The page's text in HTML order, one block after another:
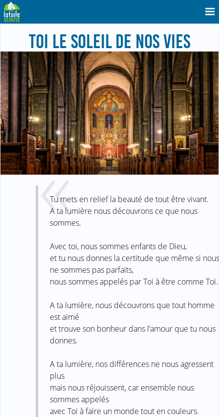
TOI LE SOLEIL DE NOS VIES
Tu mets en relief la beauté de tout être vivant.
A ta lumière nous découvrons ce que nous
sommes.
Avec toi, nous sommes enfants de Dieu,
et tu nous donnes la certitude que même si nous
ne sommes pas parfaits,
nous sommes appelés par Toi à être comme Toi.
A ta lumière, nous découvrons que tout homme
est aimé
et trouve son bonheur dans l’amour que tu nous
donnes.
A ta lumière, nos différences ne nous agressent
plus
mais nous réjouissent, car ensemble nous
sommes appelés
avec Toi à faire un monde tout en couleurs.